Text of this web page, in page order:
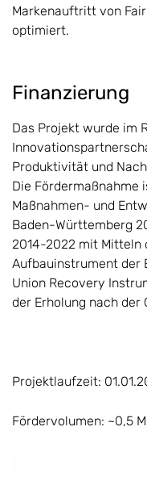
Markenauftritt von
optimiert.
Finanzierung
Das Projekt wurde im
Produktivität und
Die Fördermaßnahme
Maßnahmen- und
Baden-Württemberg
2014-2022 mit Mitteln
Aufbauinstrument der
Union Recovery
der Erholung nach der
Projektlaufzeit:
Fördervolumen: ~0,5